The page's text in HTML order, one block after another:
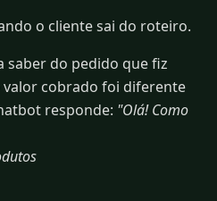
o cliente sai do roteiro.
saber do pedido que fiz
valor cobrado foi diferente
responde: "Olá! Como